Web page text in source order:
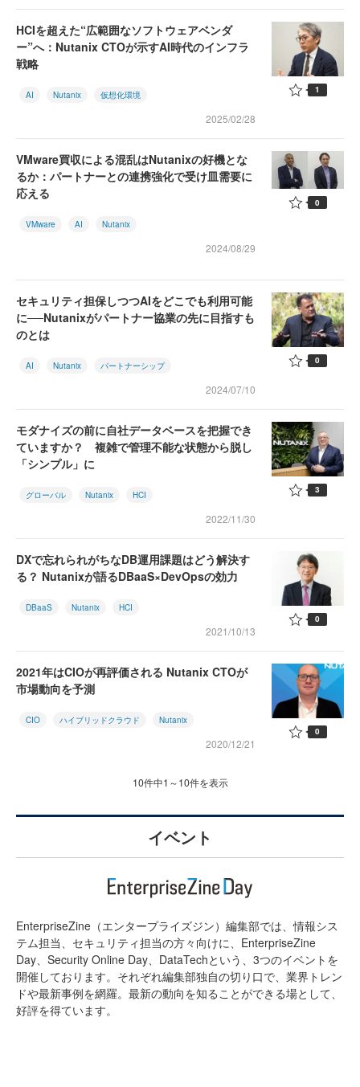
HCIを超えた“広範囲なソフトウェアベンダ
ー”へ：Nutanix CTOが示すAI時代のインフラ
戦略
AI Nutanix 仮想化環境
2025/02/28
1
VMware買収による混乱はNutanixの好機とな
るか：パートナーとの連携強化で受け皿需要に
応える
VMware AI Nutanix
2024/08/29
0
セキュリティ担保しつつAIをどこでも利用可能
に──Nutanixがパートナー協業の先に目指すも
のとは
AI Nutanix パートナーシップ
2024/07/10
0
モダナイズの前に自社データベースを把握でき
ていますか？ 複雑で管理不能な状態から脱し
「シンプル」に
グローバル Nutanix HCI
2022/11/30
3
DXで忘れられがちなDB運用課題はどう解決す
る？ Nutanixが語るDBaaS×DevOpsの効力
DBaaS Nutanix HCI
2021/10/13
0
2021年はCIOが再評価される Nutanix CTOが
市場動向を予測
CIO ハイブリッドクラウド Nutanix
2020/12/21
0
10件中1～10件を表示
イベント
EnterpriseZine（エンタープライズジン）編集部では、情報シス
テム担当、セキュリティ担当の方々向けに、EnterpriseZine
Day、Security Online Day、DataTechという、3つのイベントを
開催しております。それぞれ編集部独自の切り口で、業界トレン
ドや最新事例を網羅。最新の動向を知ることができる場として、
好評を得ています。